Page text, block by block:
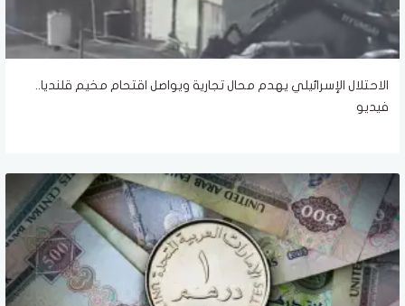
الاحتلال الإسرائيلي يهدم محال تجارية ويواصل اقتحام مخيم قلنديا..
فيديو